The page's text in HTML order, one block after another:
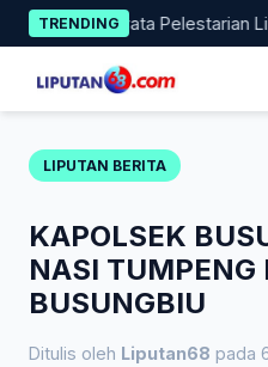
Skip
to
content
TRENDING
Aksi Nyata Pelestarian
LIPUTAN BERITA
KAPOLSEK
NASI TUMPENG
BUSUNGBIU
Ditulis oleh Liputan68 pada